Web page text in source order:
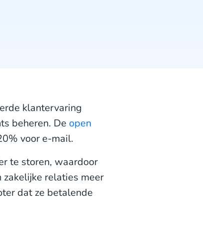
klantervaring
beheren. De open
voor e-mail.
te storen, waardoor
relaties meer
dat ze betalende